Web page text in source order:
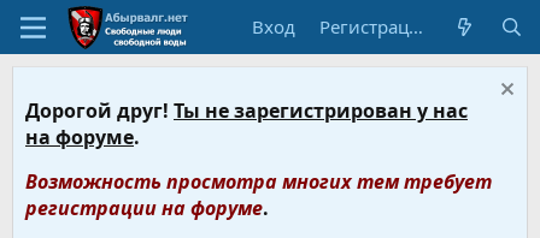
Вход Регистрация
Дорогой друг! Ты не зарегистрирован у нас
на форуме.
Возможность просмотра многих тем требует
регистрации на форуме.